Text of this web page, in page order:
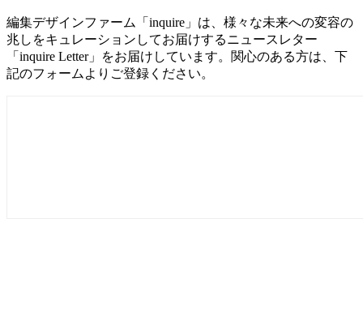
編集デザインファーム「inquire」は、様々な未来への変容の
兆しをキュレーションしてお届けするニュースレター
「inquire Letter」をお届けしています。関心のある方は、下
記のフォームよりご登録ください。